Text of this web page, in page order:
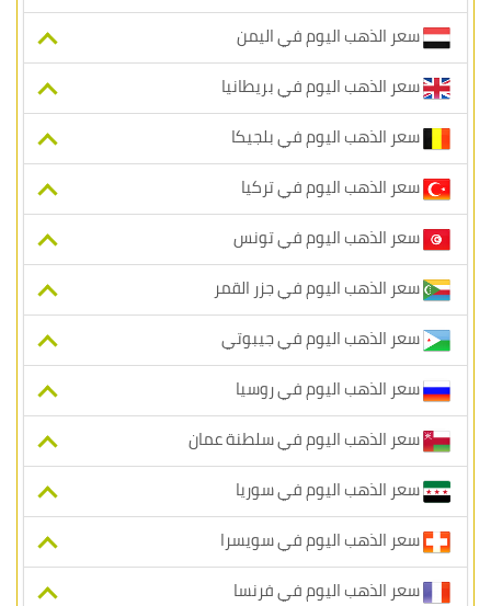
سعر الذهب اليوم في اليمن
سعر الذهب اليوم في بريطانيا
سعر الذهب اليوم في بلجيكا
سعر الذهب اليوم في تركيا
سعر الذهب اليوم في تونس
سعر الذهب اليوم في جزر القمر
سعر الذهب اليوم في جيبوتي
سعر الذهب اليوم في روسيا
سعر الذهب اليوم في سلطنة عمان
سعر الذهب اليوم في سوريا
سعر الذهب اليوم في سويسرا
سعر الذهب اليوم في فرنسا